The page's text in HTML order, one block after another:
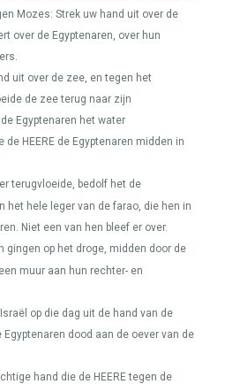
Mozes: Strek uw hand uit over de
over de Egyptenaren, over hun
uit over de zee, en tegen het
de zee terug naar zijn
Egyptenaren het water
de HEERE de Egyptenaren midden in
terugvloeide, bedolf het de
het hele leger van de farao, die hen in
Niet een van hen bleef er over.
gingen op het droge, midden door de
muur aan hun rechter- en
Israël op die dag uit de hand van de
Egyptenaren dood aan de oever van de
hand die de HEEREtegen de